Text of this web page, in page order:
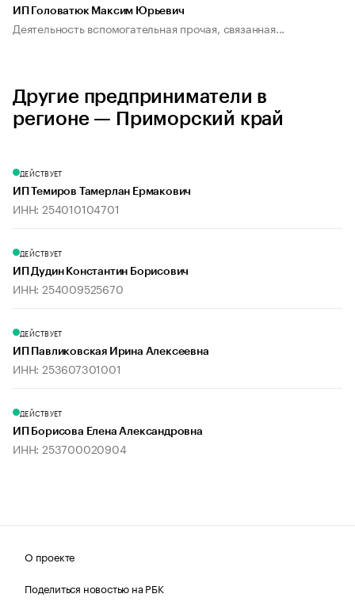
ИП Головатюк Максим Юрьевич
Деятельность вспомогательная прочая, связанная...
Другие предприниматели в
регионе — Приморский край
ДЕЙСТВУЕТ
ИП Темиров Тамерлан Ермакович
ИНН: 254010104701
ДЕЙСТВУЕТ
ИП Дудин Константин Борисович
ИНН: 254009525670
ДЕЙСТВУЕТ
ИП Павликовская Ирина Алексеевна
ИНН: 253607301001
ДЕЙСТВУЕТ
ИП Борисова Елена Александровна
ИНН: 253700020904
О проекте
Поделиться новостью на РБК